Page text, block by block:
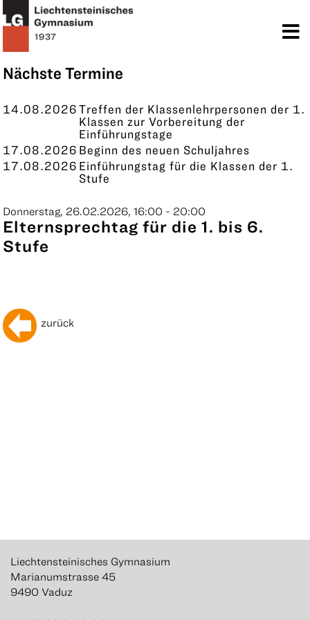
Nächste Termine
14.08.2026Treffen der Klassenlehrpersonen der 1.
Klassen zur Vorbereitung der
Einführungstage
17.08.2026 Beginn des neuen Schuljahres
17.08.2026 Einführungstag für die Klassen der 1.
Stufe
KONTAKT
Donnerstag, 26.02.2026, 16:00 - 20:00
Elternsprechtag für die 1. bis 6.
Stufe
zurück
Liechtensteinisches Gymnasium
Marianumstrasse 45
9490 Vaduz